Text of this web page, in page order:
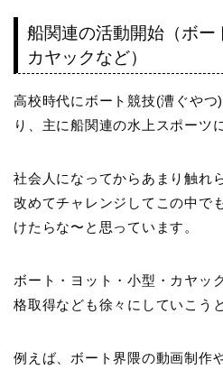
船関連の活動開始（ボー
カヤックなど）
高校時代にボート競技(漕ぐやつ
り、主に船関連の水上スポーツ
社会人になってからあまり触れ
改めてチャレンジしてこの中で
けたらな〜と思っています。
ボート・ヨット・小型・カヤッ
格取得なども徐々にしていこう
例えば、ボート界隈の動画制作